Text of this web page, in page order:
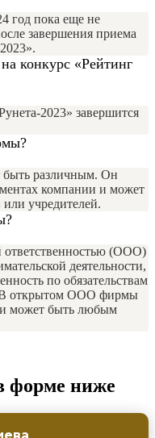
год пока еще не
завершения приема
конкурс «Рейтинг
2023» завершится
различным. Он
компании и может
учредителей.
ответственностью (ООО)
деятельности,
по обязательствам
В открытом ООО фирмы
и может быть любым
форме ниже